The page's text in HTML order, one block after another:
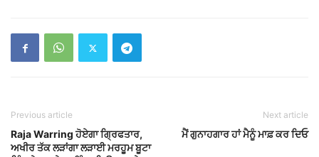
Previous article
Raja Warring ਹੋਏਗਾ ਗ੍ਰਿਫਤਾਰ,
ਅਖੀਰ ਤੱਕ ਲੜਾਂਗਾ ਲੜਾਈ ਮਰਹੂਮ ਬੂਟਾ
Next article
ਮੈਂ ਗੁਨਾਹਗਾਰ ਹਾਂ ਮੈਨੂੰ ਮਾਫ਼ ਕਰ ਦਿਓ